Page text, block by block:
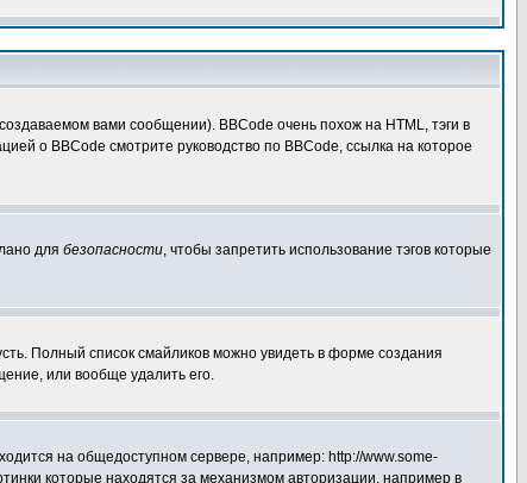
вами сообщении). BBCode очень похож на HTML, тэги в
о BBCode смотрите руководство по BBCode, ссылка на которое
для безопасности, чтобы запретить использование тэгов которые
Полный список смайликов можно увидеть в форме создания
или вообще удалить его.
на общедоступном сервере, например: http://www.some-
которые находятся за механизмом авторизации, например в